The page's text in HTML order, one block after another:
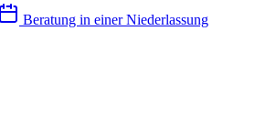
Beratung in einer Niederlassung